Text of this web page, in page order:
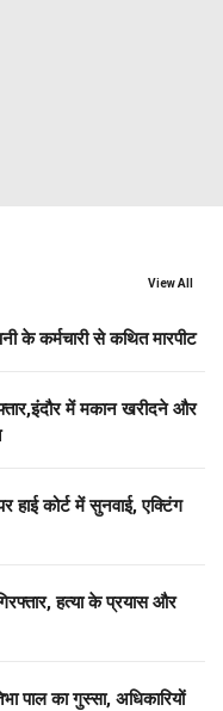
View All
के कर्मचारी से कथित मारपीट
में मकान खरीदने और
कोर्ट में सुनवाई, एक्टिंग
हत्या के प्रयास और
पाल का गुस्सा, अधिकारियों